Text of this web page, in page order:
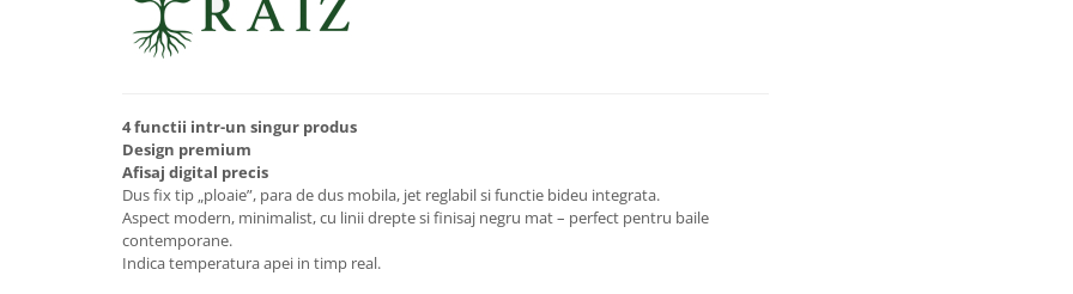
Cuiere si suporturi prosoape
Rafturi si depozitare
Accesorii cada
4 functii intr-un singur produs
Design premium
Afisaj digital precis
Dus fix tip „ploaie”, para de dus mobila, jet reglabil si functie bideu integrata.
Aspect modern, minimalist, cu linii drepte si finisaj negru mat – perfect pentru baile
contemporane.
Indica temperatura apei in timp real.